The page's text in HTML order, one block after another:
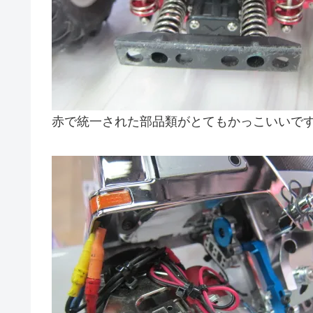
赤で統一された部品類がとてもかっこいいで